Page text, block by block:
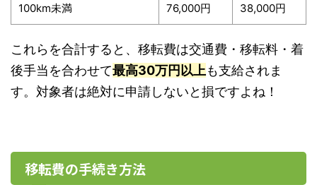
100km未満 76,000円 38,000円
これらを合計すると、移転費は交通費・移転料・着
後手当を合わせて最高30万円以上も支給されま
す。対象者は絶対に申請しないと損ですよね！
移転費の手続き方法